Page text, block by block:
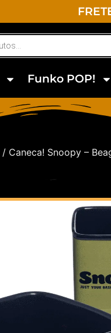
Funko POP!
/ Caneca! Snoopy –